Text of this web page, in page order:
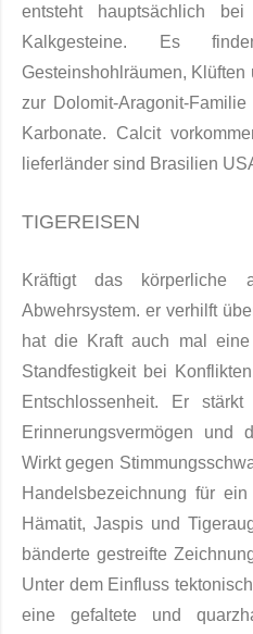
entsteht hauptsächlich
Kalkge­steine. Es
Gesteinshohlräumen,
zur Dolomit-Arago­nit-
Karbonate. Calcit
lieferländer sind Brasilien
TIGEREISEN
Kräftigt das körperliche
Abwehrsystem. er verhilft
hat die Kraft auch mal eine
Standfestigkeit bei
Entschlossenheit. Er
Erinnerungsvermögen und
Wirkt gegen
Handelsbezeichnung für
Hämatit, Jaspis und
bänderte gestreifte
Unter dem Einfluss
eine gefaltete und